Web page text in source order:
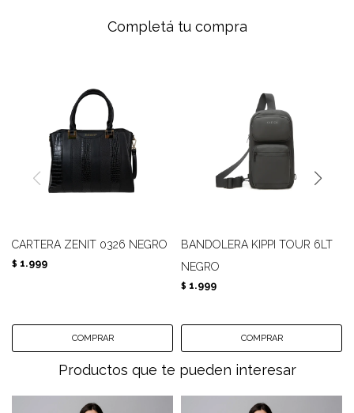
Completá tu compra
CARTERA ZENIT 0326 NEGRO
$ 1.999
BANDOLERA KIPPI TOUR 6LT
NEGRO
$ 1.999
Productos que te pueden interesar